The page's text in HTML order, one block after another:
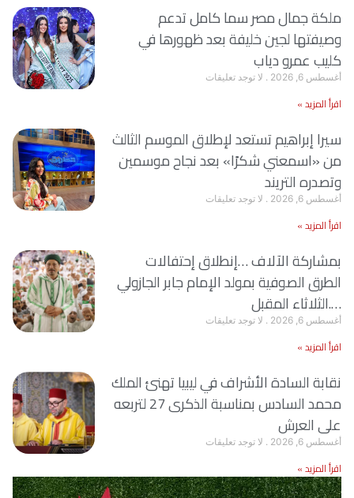
ملكة جمال مصر سما كامل تدعم
وصيفتها لجين خليفة بعد ظهورها في
كليب عمرو دياب
أغسطس 6, 2026 لا توجد تعليقات
اقرأ المزيد »
سيرا إبراهيم تستعد لإطلاق الموسم الثالث
من «اسمعني شكرًا» بعد نجاح موسمين
وتصدره التريند
أغسطس 6, 2026 لا توجد تعليقات
اقرأ المزيد »
بمشاركة الآلاف …إنطلاق إحتفالات
الطرق الصوفية بمولد الإمام جابر الجازولي
….الثلاثاء المقبل
أغسطس 6, 2026 لا توجد تعليقات
اقرأ المزيد »
نقابة السادة الأشراف في ليبيا تهنئ الملك
محمد السادس بمناسبة الذكرى 27 لتربعه
على العرش
أغسطس 6, 2026 لا توجد تعليقات
اقرأ المزيد »